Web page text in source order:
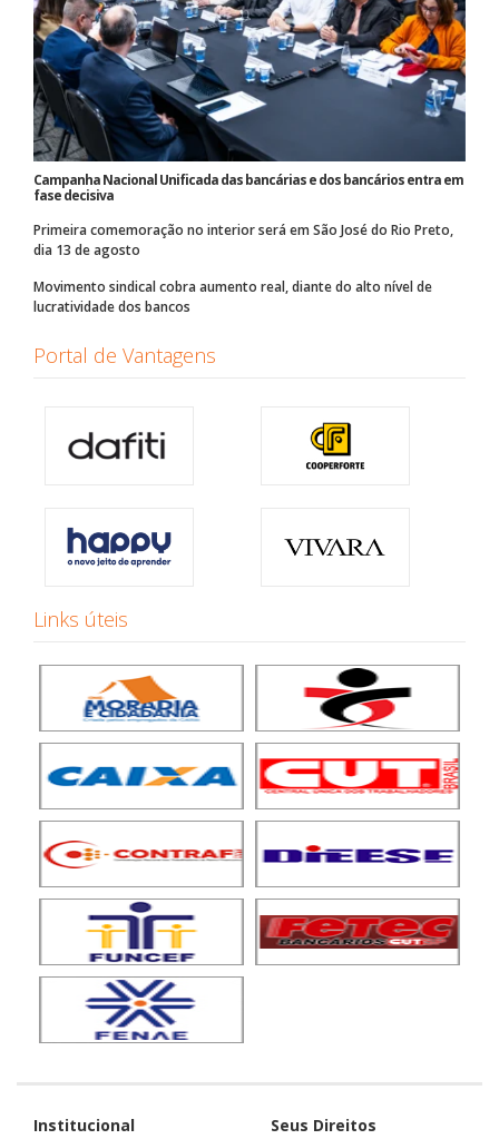
Campanha Nacional Unificada das bancárias e dos bancários entra em
fase decisiva
Primeira comemoração no interior será em São José do Rio Preto,
dia 13 de agosto
Movimento sindical cobra aumento real, diante do alto nível de
lucratividade dos bancos
Portal de Vantagens
Links úteis
Institucional Seus Direitos